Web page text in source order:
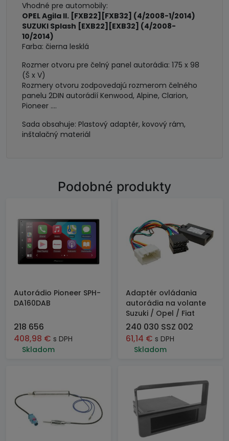
Vhodné pre automobily:
OPEL Agila II. [FXB22][FXB32] (4/2008-1/2014)
SUZUKI Splash [EXB22][EXB32] (4/2008-
10/2014)
Farba: čierna lesklá
Rozmer otvoru pre čelný panel autorádia: 175 x 98
(Š x V)
Rozmery otvoru zodpovedajú rozmerom čelného
panelu 2DIN autorádií Kenwood, Alpine, Clarion,
Pioneer ....
Sada obsahuje: Plastový adaptér, kovový rám,
inštalačný materiál
Podobné produkty
Autorádio Pioneer SPH-
DA160DAB
218 656
408,98 € s DPH
Skladom
Adaptér ovládania
autorádia na volante
Suzuki / Opel / Fiat
240 030 SSZ 002
61,14 € s DPH
Skladom